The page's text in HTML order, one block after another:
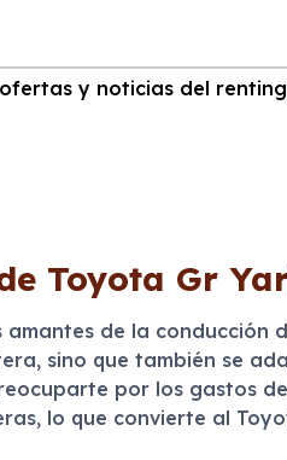
y noticias del
Toyota Gr
de la conducción
sino que también se
por los gastos
lo que convierte al